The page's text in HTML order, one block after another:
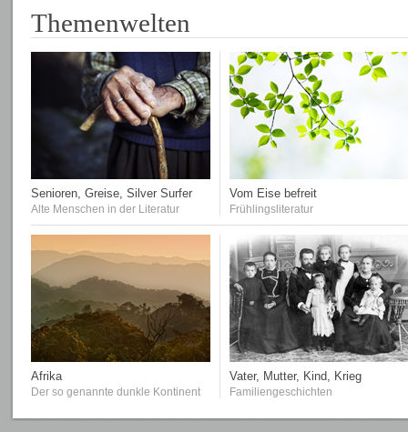
Themenwelten
Senioren, Greise, Silver Surfer
Alte Menschen in der Literatur
Vom Eise befreit
Frühlingsliteratur
Afrika
Der so genannte dunkle Kontinent
Vater, Mutter, Kind, Krieg
Familiengeschichten